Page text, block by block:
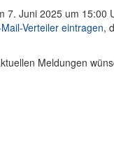
Juni 2025 um 15:00
Verteiler eintragen,
Meldungen